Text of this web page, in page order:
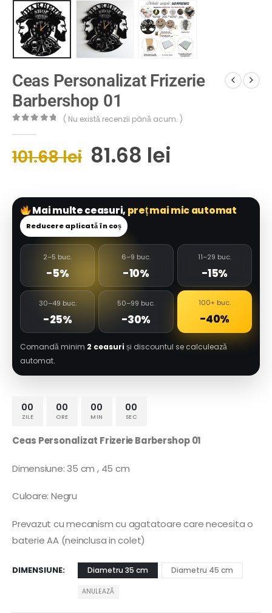
Ceas Personalizat Frizerie
Barbershop 01
( Nu există recenzii până acum. )
101.68lei 81.68 lei
Mai multe ceasuri, preț mai mic automat
Reducere aplicată în coș
2–5 buc.
-5%
6–9 buc.
-10%
11–29 buc.
-15%
30–49 buc.
-25%
50–99 buc.
-30%
100+ buc.
-40%
Comandă minim 2 ceasuri și discountul se calculează
automat.
00
ZILE
00
ORE
00
MIN
00
SEC
Ceas Personalizat Frizerie Barbershop 01
Dimensiune: 35 cm , 45 cm
Culoare: Negru
Prevazut cu mecanism cu agatatoare care necesita o
baterie AA (neinclusa in colet)
DIMENSIUNE Diametru 35 cm Diametru 45 cm
ANULEAZĂ